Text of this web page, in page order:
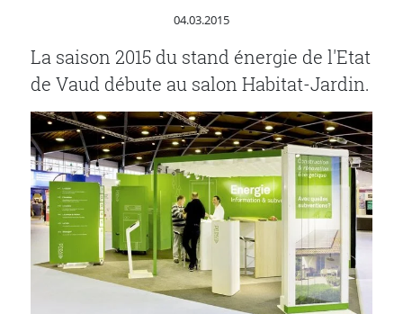
Publié le
04.03.2015
La saison 2015 du stand énergie de l'Etat
de Vaud débute au salon Habitat-Jardin.